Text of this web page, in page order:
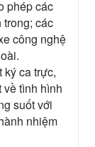
phép các
các
công nghệ
ký ca trực,
về tình hình
suốt với
nhiệm